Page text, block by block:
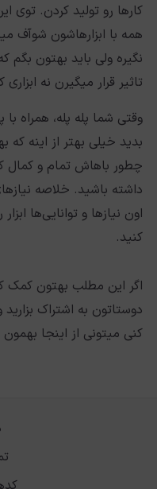
کارها رو تولید کردن. توی
همه با ابزارهاشون شوآف
نگیره ولی باید بهتون بگم
تاثیر قرار میگیرن نه
وقتی شما پله پله، همراه با
بدید خیلی بهتر از اینه که
چطور باهاش تمام و کمال
داشته باشید. خلاصه
اون نیازها و توانایی‌ها
کنید.
اگر این مطلب بهتون کمک
دوستاتون به اشتراک
کنی میتونی از اینجا بهمون